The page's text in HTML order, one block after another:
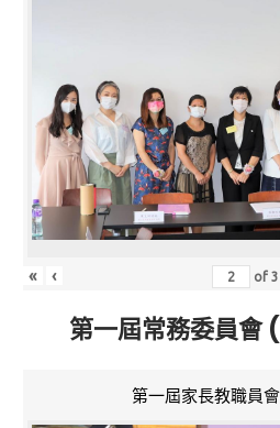
« ‹ of3
第一屆常務委員
第一屆家長教職員